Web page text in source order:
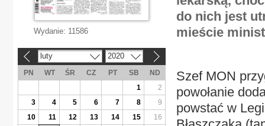
do nich jest
mieście
Szef MON
powołanie
powstać w
Wydanie: 11586
luty 2020
PN WT ŚR CZ PT SB
ND
1
2
3
4 5 6 7 8
9
10
11 12 13 14 15
16